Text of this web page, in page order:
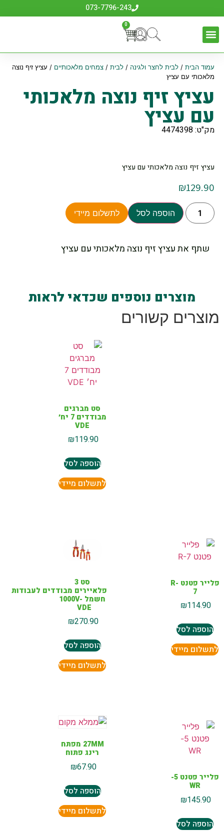
073-7796-243
0
עמוד הבית/ לבית לחצר ולגינה / לבית/ צמחים מלאכותיים / עציץ זיף נוצה
מלאכותי עם עציץ
עציץ זיף נוצה מלאכותי
עם עציץ
מק"ט: 4474398
עציץ זיף נוצה מלאכותי עם עציץ
₪129.90
הוספה לסל לתשלום מיידי
שתף את עציץ זיף נוצה מלאכותי עם עציץ
מוצרים נוספים שכדאי לראות
מוצרים קשורים
סט מברגים
מבודדים 7 יח׳
VDE
₪119.90
הוספה לסל
לתשלום מיידי
פלייר פטנט R-
7
₪114.90
הוספה לסל
לתשלום מיידי
סט 3
פלאיירים מבודדים לעבודות
חשמל 1000V-
VDE
₪270.90
הוספה לסל
לתשלום מיידי
פלייר פטנט 5-
WR
₪145.90
הוספה לסל
27MM מפתח
רינג פתוח
₪67.90
הוספה לסל
לתשלום מיידי